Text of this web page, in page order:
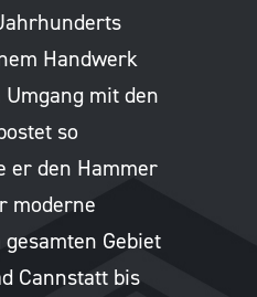
Handwerk
mit den
so
er den Hammer
moderne
Gebiet
Cannstatt bis